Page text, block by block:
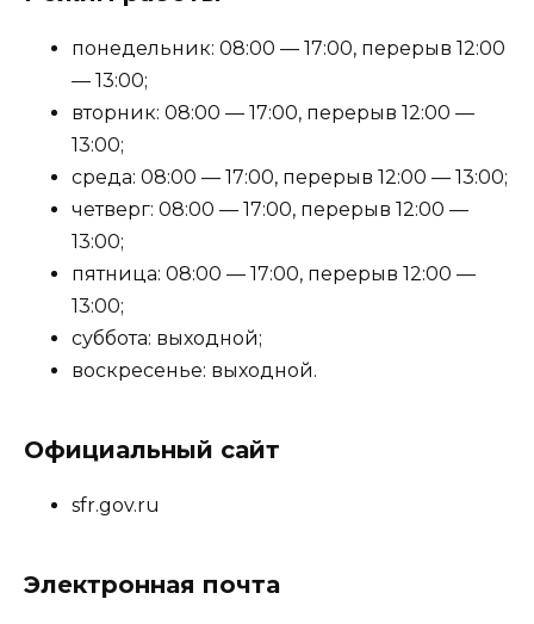
понедельник: 08:00 — 17:00, перерыв 12:00
— 13:00;
вторник: 08:00 — 17:00, перерыв 12:00 —
13:00;
среда: 08:00 — 17:00, перерыв 12:00 — 13:00;
четверг: 08:00 — 17:00, перерыв 12:00 —
13:00;
пятница: 08:00 — 17:00, перерыв 12:00 —
13:00;
суббота: выходной;
воскресенье: выходной.
Официальный сайт
sfr.gov.ru
Электронная почта